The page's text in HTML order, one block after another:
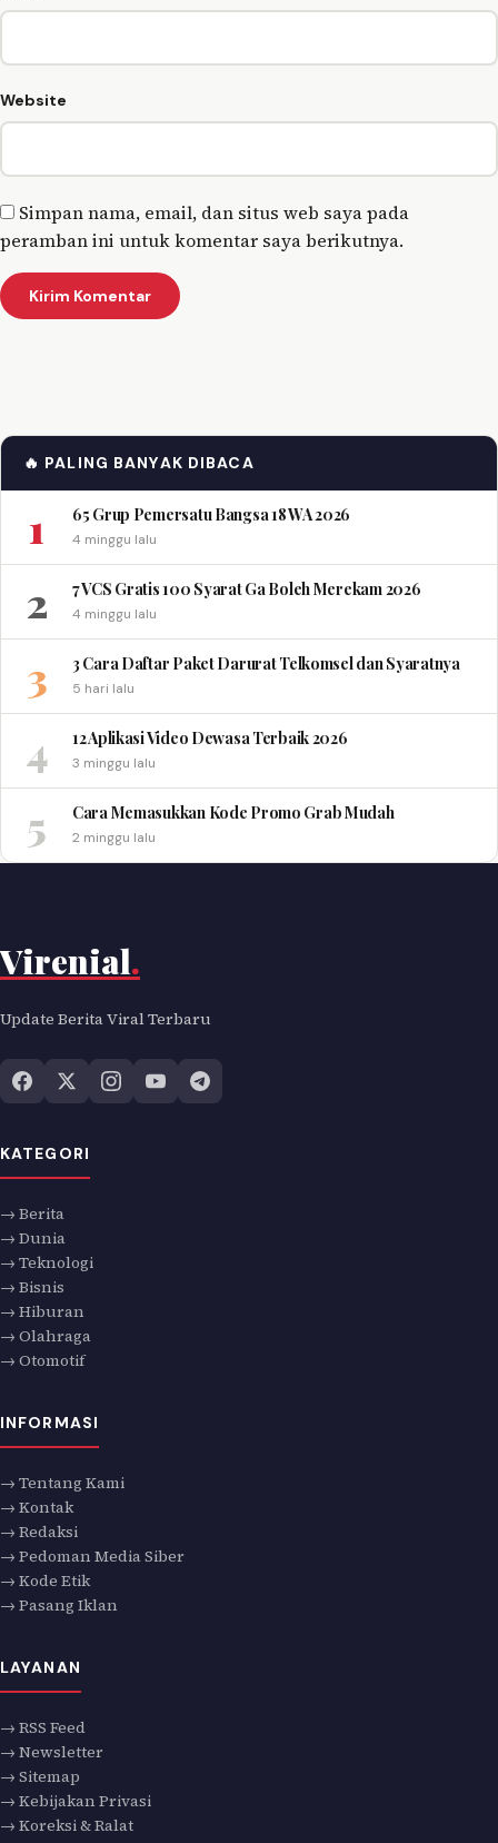
Website
Simpan nama, email, dan situs web saya pada
peramban ini untuk komentar saya berikutnya.
🔥 PALING BANYAK DIBACA
1 65 Grup Pemersatu Bangsa 18 WA 2026
4 minggu lalu
2 7 VCS Gratis 100 Syarat Ga Boleh Merekam 2026
4 minggu lalu
3 3 Cara Daftar Paket Darurat Telkomsel dan Syaratnya
5 hari lalu
4 12 Aplikasi Video Dewasa Terbaik 2026
3 minggu lalu
5 Cara Memasukkan Kode Promo Grab Mudah
2 minggu lalu
Virenial.
Update Berita Viral Terbaru
KATEGORI
→ Berita
→ Dunia
→ Teknologi
→ Bisnis
→ Hiburan
→ Olahraga
→ Otomotif
INFORMASI
→ Tentang Kami
→ Kontak
→ Redaksi
→ Pedoman Media Siber
→ Kode Etik
→ Pasang Iklan
LAYANAN
→ RSS Feed
→ Newsletter
→ Sitemap
→ Kebijakan Privasi
→ Koreksi & Ralat